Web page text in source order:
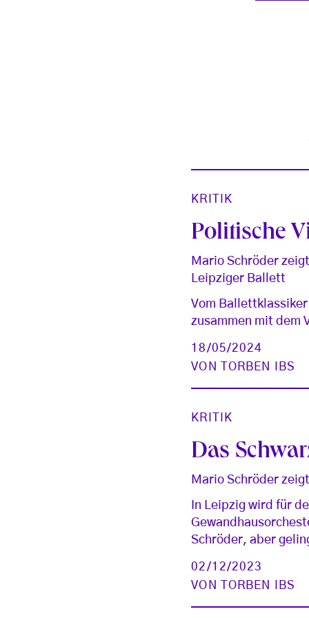
KRITIK
Politische
Mario Schröder
Leipziger Ballett
Vom
zusammen mit dem
18/05/2024
VON
TORBEN IBS
KRITIK
Das
Mario Schröder
In Leipzig wird für
Schröder, aber
02/12/2023
VON
TORBEN IBS